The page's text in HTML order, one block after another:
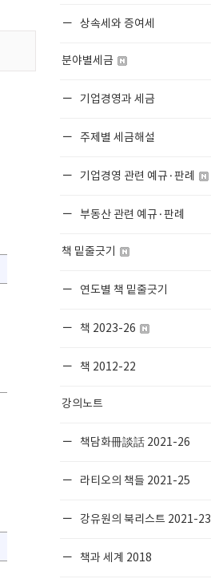
상속세와 증여세
분야별세금
기업경영과 세금
주제별 세금해설
기업경영 관련 예규·판례
부동산 관련 예규·판례
책 밑줄긋기
연도별 책 밑줄긋기
책 2023-26
책 2012-22
강의노트
책담화冊談話 2021-26
라티오의 책들 2021-25
강유원의 북리스트 2021-23
책과 세계 2018